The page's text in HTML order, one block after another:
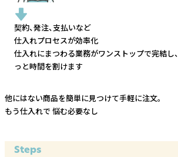
契約、発注、支払いなど
仕入れプロセスが効率化
仕入れにまつわる業務がワンストップで完結し、
っと時間を割けます
他にはない商品を簡単に見つけて手軽に注文。
もう仕入れで 悩む必要なし
Steps